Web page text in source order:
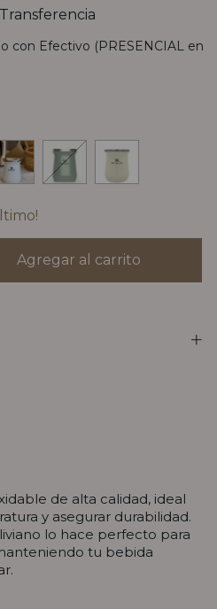
con Efectivo (PRESENCIAL en
de alta calidad, ideal
y asegurar durabilidad.
lo hace perfecto para
tu bebida